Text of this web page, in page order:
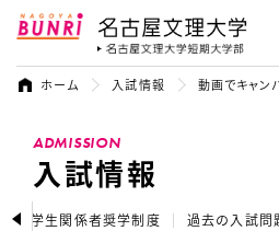
名古屋文理大学
よく検索されているキーワード：
ホーム 入試情報 動画でキャン
ADMISSION
入試情報
・在学生関係者奨学制度 過去の入試問